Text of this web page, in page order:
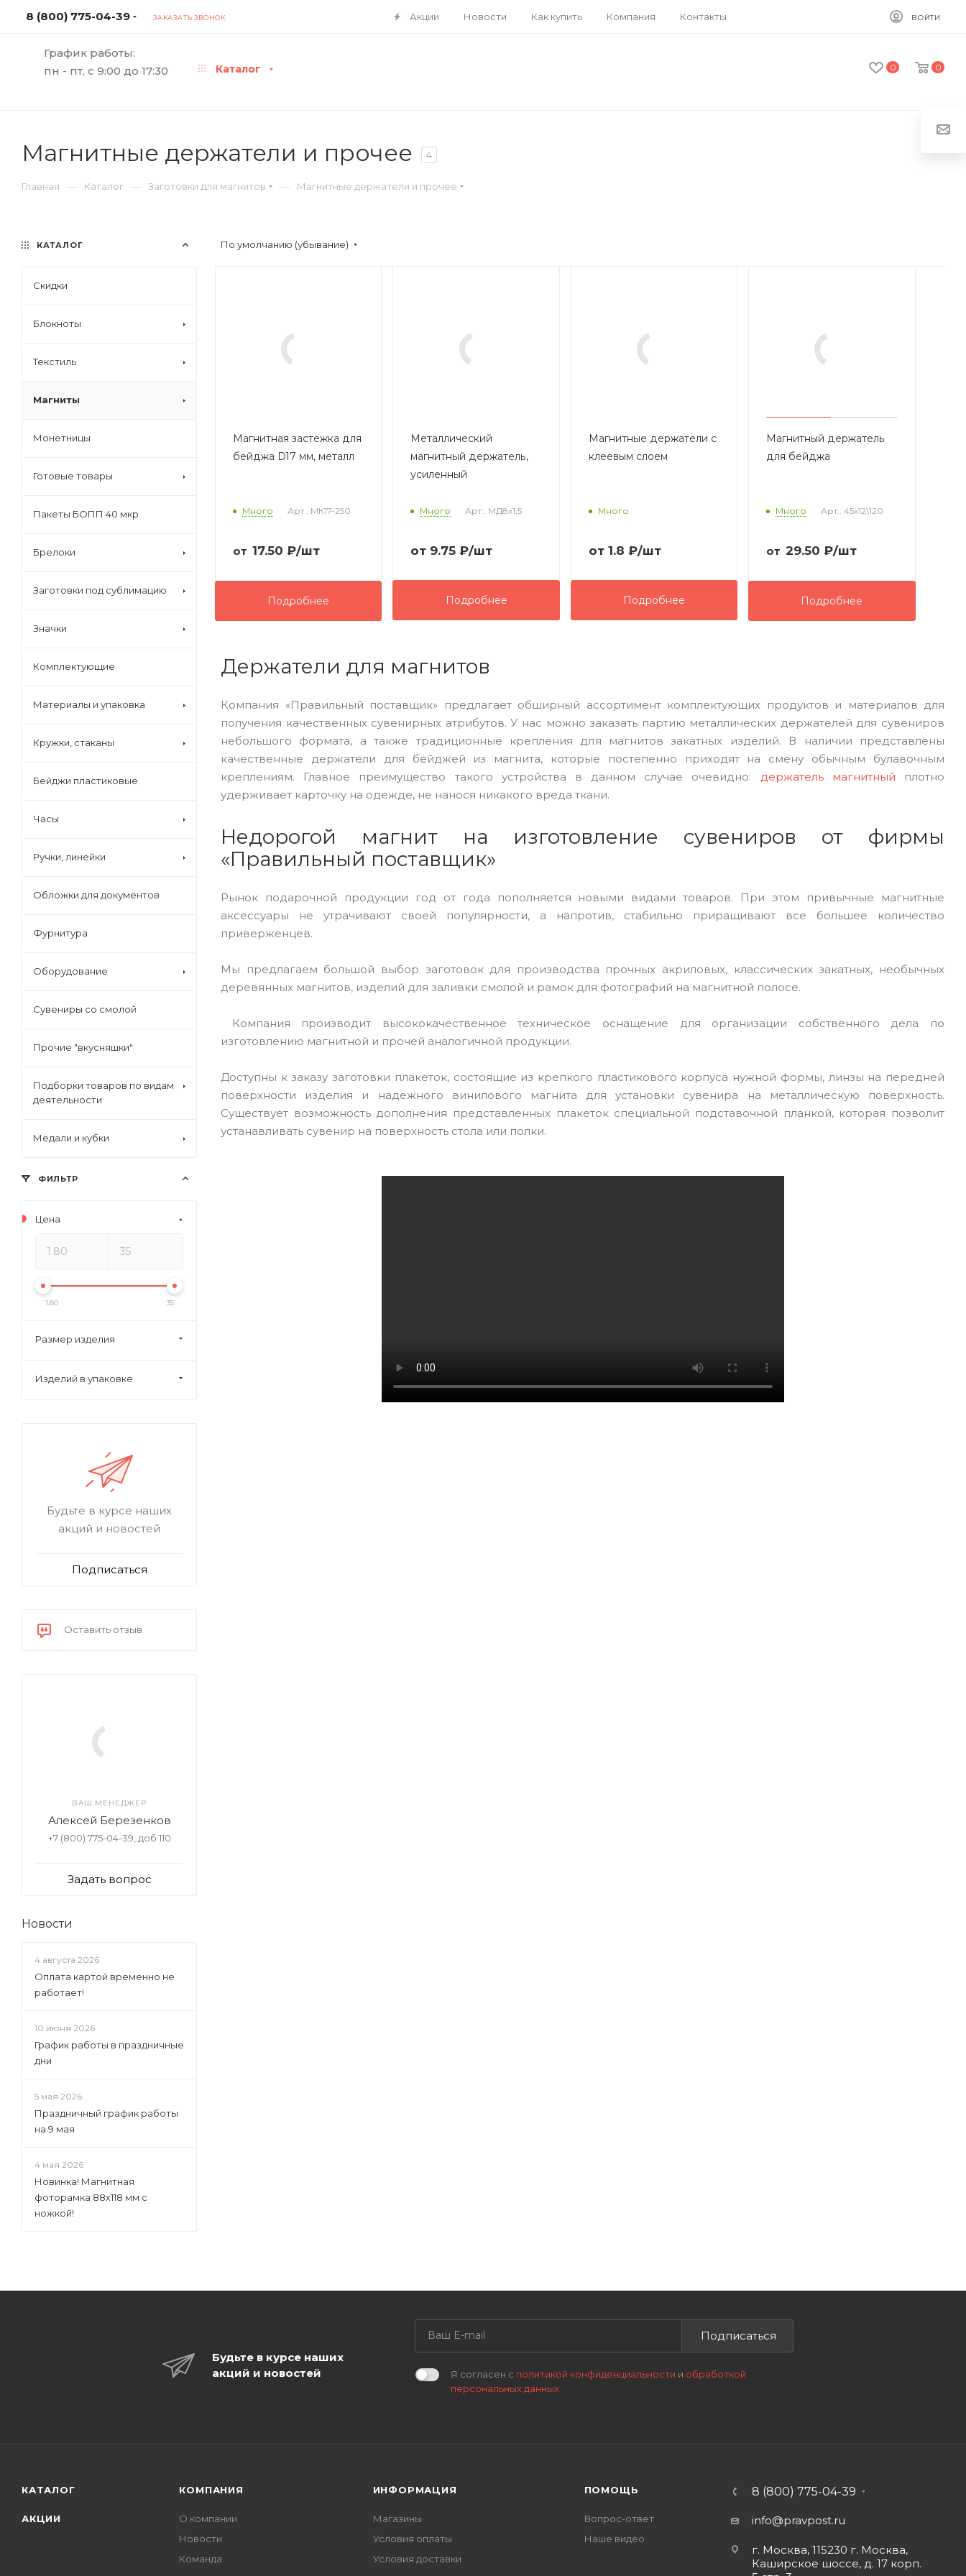
8 (800) 775-04-39 ЗАКАЗАТЬ ЗВОНОК Акции Новости Как купить Компания Контакты ВОЙТИ
График работы:
пн - пт, с 9:00 до 17:30
Каталог 0 0
Магнитные держатели и прочее 4
Главная — Каталог — Заготовки для магнитов — Магнитные держатели и прочее
По умолчанию (убывание)
Магнитная застежка для
бейджа D17 мм, металл
Много Арт.: МК17-250
от 17.50 ₽/шт
Подробнее
Металлический
магнитный держатель,
усиленный
Много Арт.: МД8х1,5
от 9.75 ₽/шт
Подробнее
Магнитные держатели с
клеевым слоем
Много
от 1.8 ₽/шт
Подробнее
Магнитный держатель
для бейджа
Много Арт.: 45х12\120
от 29.50 ₽/шт
Подробнее
Держатели для магнитов
Компания «Правильный поставщик» предлагает обширный ассортимент комплектующих продуктов и материалов для
получения качественных сувенирных атрибутов. У нас можно заказать партию металлических держателей для сувениров
небольшого формата, а также традиционные крепления для магнитов закатных изделий. В наличии представлены
качественные держатели для бейджей из магнита, которые постепенно приходят на смену обычным булавочным
креплениям. Главное преимущество такого устройства в данном случае очевидно: держатель магнитный плотно
удерживает карточку на одежде, не нанося никакого вреда ткани.
Недорогой магнит на изготовление сувениров от фирмы
«Правильный поставщик»
Рынок подарочной продукции год от года пополняется новыми видами товаров. При этом привычные магнитные
аксессуары не утрачивают своей популярности, а напротив, стабильно приращивают все большее количество
приверженцев.
Мы предлагаем большой выбор заготовок для производства прочных акриловых, классических закатных, необычных
деревянных магнитов, изделий для заливки смолой и рамок для фотографий на магнитной полосе.
Компания производит высококачественное техническое оснащение для организации собственного дела по
изготовлению магнитной и прочей аналогичной продукции.
Доступны к заказу заготовки плакеток, состоящие из крепкого пластикового корпуса нужной формы, линзы на передней
поверхности изделия и надежного винилового магнита для установки сувенира на металлическую поверхность.
Существует возможность дополнения представленных плакеток специальной подставочной планкой, которая позволит
устанавливать сувенир на поверхность стола или полки.
КАТАЛОГ
Скидки
Блокноты
Текстиль
Магниты
Монетницы
Готовые товары
Пакеты БОПП 40 мкр
Брелоки
Заготовки под сублимацию
Значки
Комплектующие
Материалы и упаковка
Кружки, стаканы
Бейджи пластиковые
Часы
Ручки, линейки
Обложки для документов
Фурнитура
Оборудование
Сувениры со смолой
Прочие "вкусняшки"
Подборки товаров по видам
деятельности
Медали и кубки
ФИЛЬТР
Цена
1.80 35
Размер изделия
Изделий в упаковке
Будьте в курсе наших
акций и новостей
Подписаться
Оставить отзыв
ВАШ МЕНЕДЖЕР
Алексей Березенков
+7 (800) 775-04-39, доб 110
Задать вопрос
Новости
4 августа 2026
Оплата картой временно не
работает!
10 июня 2026
График работы в праздничные
дни
5 мая 2026
Праздничный график работы
на 9 мая
4 мая 2026
Новинка! Магнитная
фоторамка 88х118 мм с
ножкой!
Будьте в курсе наших
акций и новостей
Подписаться
Я согласен с политикой конфиденциальности и обработкой
персональных данных
КАТАЛОГ
АКЦИИ
КОМПАНИЯ
О компании
Новости
Команда
ИНФОРМАЦИЯ
Магазины
Условия оплаты
Условия доставки
ПОМОЩЬ
Вопрос-ответ
Наше видео
8 (800) 775-04-39
info@pravpost.ru
г. Москва, 115230 г. Москва,
Каширское шоссе, д. 17 корп.